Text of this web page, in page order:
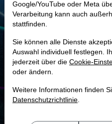
Marktkapitalisierung
Unternehmenswert
Umsatz
mit dieser Aktie
Google/YouTube oder Meta
Verarbeitung kann auch
stattfinden.
Sie können alle Dienste
Auswahl individuell festlegen.
jederzeit über die Cookie-
oder ändern.
Weitere Informationen finden
Datenschutzrichtlinie.